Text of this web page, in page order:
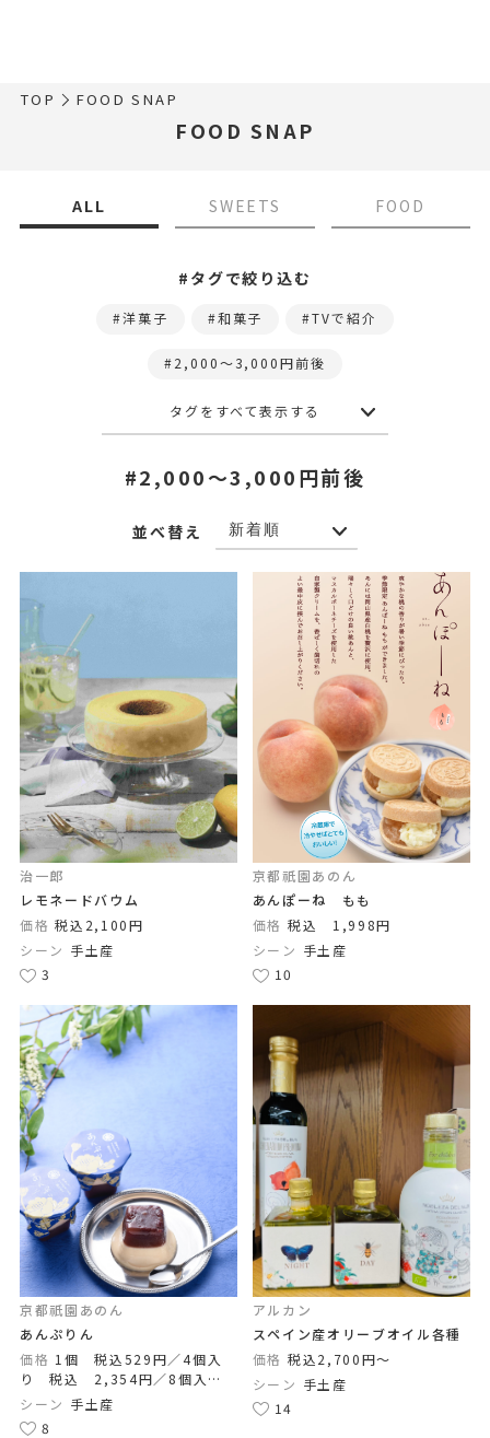
TOP FOOD SNAP
FOOD SNAP
ALL SWEETS FOOD
#タグで絞り込む
洋菓子 和菓子 TVで紹介
2,000〜3,000円前後
タグをすべて表示する
#2,000〜3,000円前後
並べ替え
治一郎
レモネードバウム
価格 税込2,100円
シーン 手土産
3
京都祇園あのん
あんぽーね もも
価格 税込 1,998円
シーン 手土産
10
京都祇園あのん
あんぷりん
価格 1個 税込529円／4個入
り 税込 2,354円／8個入
り 税込 4,590円 ／ １２個
入り 税込 6,825円
シーン 手土産
8
アルカン
スペイン産オリーブオイル各種
価格 税込2,700円〜
シーン 手土産
14